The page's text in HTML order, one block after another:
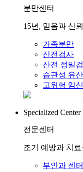
분만센터
15년, 믿음과 신
가족분만
산전검사
산전 정밀
습관성 유
고위험 임
Specialized Center
전문센터
조기 예방과 치
부인과 센터